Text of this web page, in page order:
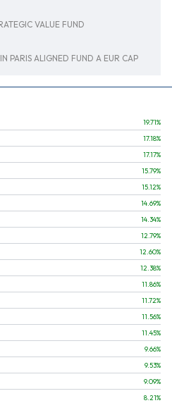
VALUE FUND
PARIS ALIGNED FUND A EUR CAP
19.71%
17.18%
17.17%
15.79%
15.12%
14.69%
14.34%
12.79%
12.60%
12.38%
11.86%
11.72%
11.56%
11.45%
9.66%
9.53%
9.09%
8.21%